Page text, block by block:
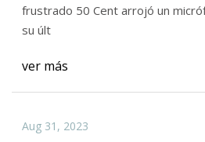
frustrado 50 Cent arrojó un
su últ
ver más
Aug 31, 2023